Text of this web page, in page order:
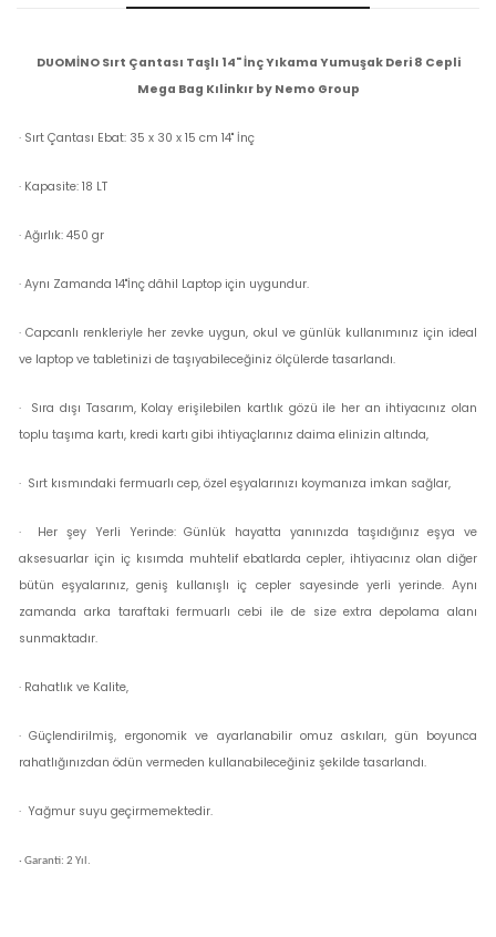
DUOMİNO Sırt Çantası Taşlı 14" İnç Yıkama Yumuşak Deri 8 Cepli
Mega Bag Kılinkır by Nemo Group
· Sırt Çantası Ebat: 35 x 30 x 15 cm 14" İnç
· Kapasite: 18 LT
· Ağırlık: 450 gr
· Aynı Zamanda 14"İnç dâhil Laptop için uygundur.
· Capcanlı renkleriyle her zevke uygun, okul ve günlük kullanımınız için ideal
ve laptop ve tabletinizi de taşıyabileceğiniz ölçülerde tasarlandı.
· Sıra dışı Tasarım, Kolay erişilebilen kartlık gözü ile her an ihtiyacınız olan
toplu taşıma kartı, kredi kartı gibi ihtiyaçlarınız daima elinizin altında,
· Sırt kısmındaki fermuarlı cep, özel eşyalarınızı koymanıza imkan sağlar,
· Her şey Yerli Yerinde: Günlük hayatta yanınızda taşıdığınız eşya ve
aksesuarlar için iç kısımda muhtelif ebatlarda cepler, ihtiyacınız olan diğer
bütün eşyalarınız, geniş kullanışlı iç cepler sayesinde yerli yerinde. Aynı
zamanda arka taraftaki fermuarlı cebi ile de size extra depolama alanı
sunmaktadır.
· Rahatlık ve Kalite,
· Güçlendirilmiş, ergonomik ve ayarlanabilir omuz askıları, gün boyunca
rahatlığınızdan ödün vermeden kullanabileceğiniz şekilde tasarlandı.
· Yağmur suyu geçirmemektedir.
· Garanti: 2 Yıl.